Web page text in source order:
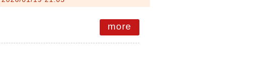
more